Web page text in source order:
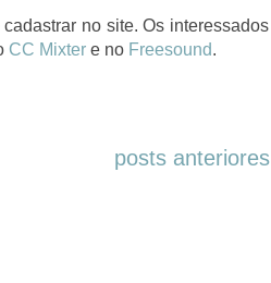
no site. Os interessados
CC Mixter e no Freesound.
posts anteriores